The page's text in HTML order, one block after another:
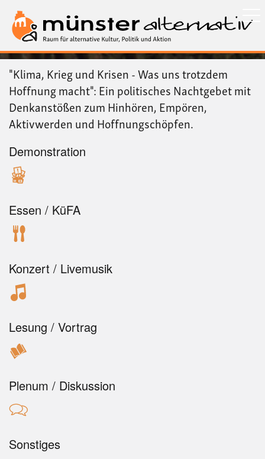
zum
Inhalt
"Klima, Krieg und Krisen - Was uns trotzdem
Hoffnung macht": Ein politisches Nachtgebet mit
Denkanstößen zum Hinhören, Empören,
Aktivwerden und Hoffnungschöpfen.
Demonstration
Essen / KüFA
Konzert / Livemusik
Lesung / Vortrag
Plenum / Diskussion
Sonstiges